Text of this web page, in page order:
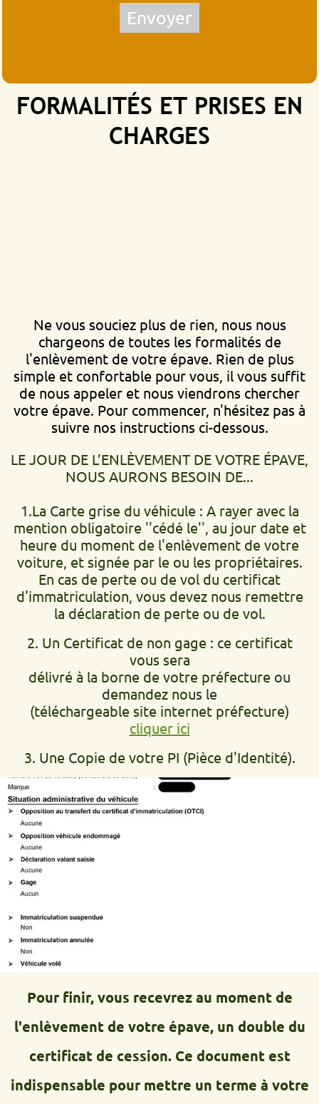
Envoyer
FORMALITÉS ET PRISES EN
CHARGES
Ne vous souciez plus de rien, nous nous
chargeons de toutes les formalités de
l'enlèvement de votre épave. Rien de plus
simple et confortable pour vous, il vous suffit
de nous appeler et nous viendrons chercher
votre épave. Pour commencer, n'hésitez pas à
suivre nos instructions ci-dessous.
LE JOUR DE L’ENLÈVEMENT DE VOTRE ÉPAVE,
NOUS AURONS BESOIN DE...
1.La Carte grise du véhicule : A rayer avec la
mention obligatoire ''cédé le'', au jour date et
heure du moment de l'enlèvement de votre
voiture, et signée par le ou les propriétaires.
En cas de perte ou de vol du certificat
d'immatriculation, vous devez nous remettre
la déclaration de perte ou de vol.
2. Un Certificat de non gage : ce certificat
vous sera
délivré à la borne de votre préfecture ou
demandez nous le
(téléchargeable site internet préfecture)
cliquer ici
3. Une Copie de votre PI (Pièce d'Identité).
Pour finir, vous recevrez au moment de
l'enlèvement de votre épave, un double du
certificat de cession. Ce document est
indispensable pour mettre un terme à votre